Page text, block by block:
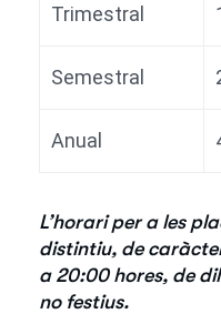
Trimestral
Semestral
Anual
L’horari per a les
distintiu, de
a 20:00 hores, de
no festius.